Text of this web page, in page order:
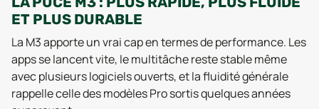
ET PLUS DURABLE
La M3 apporte un vrai cap en termes de performance. Les
apps se lancent vite, le multitâche reste stable même
avec plusieurs logiciels ouverts, et la fluidité générale
rappelle celle des modèles Pro sortis quelques années